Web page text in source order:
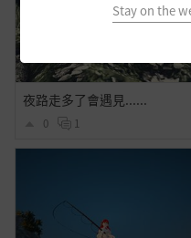
Stay on the
夜路走多了會遇見......
0 1